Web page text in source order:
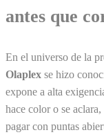
antes que
En el universo de la
Olaplex se hizo
expone a alta
hace color o se
pagar con puntas